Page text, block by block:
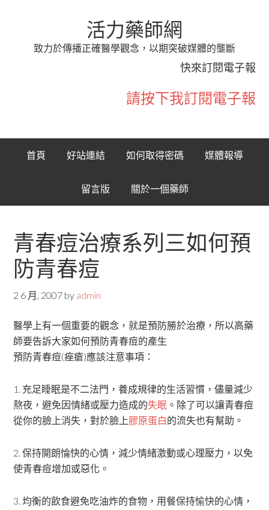
活力藥師網
致力於傳播正確醫學觀念，以期突破媒體的壟斷
快來訂閱電子報
請按下我訂閱電子報
首頁 好站連結 如何取得密碼 媒體報導
留言版 關於一個藥師
青春痘治療系列三如何預
防青春痘
2 6 月, 2007 by admin
醫學上有一個重要的觀念，就是預防勝於治療，所以高藥
師要告訴大家如何預防青春痘的產生
預防青春痘(痤瘡)應該注意事項：
1. 充足睡眠是不二法門，養成規律的生活習慣，儘量減少
熬夜，避免因情緒或壓力造成的失眠 。除了可以讓青春痘
從你的臉上消失，對於臉上膠原蛋白的流失也有幫助。
2. 保持開朗惀快的心情，減少情緒激動或心理壓力，以免
使青春痘增加或惡化。
3. 均衡的飲食避免吃油炸的食物，用餐保持愉快的心情，